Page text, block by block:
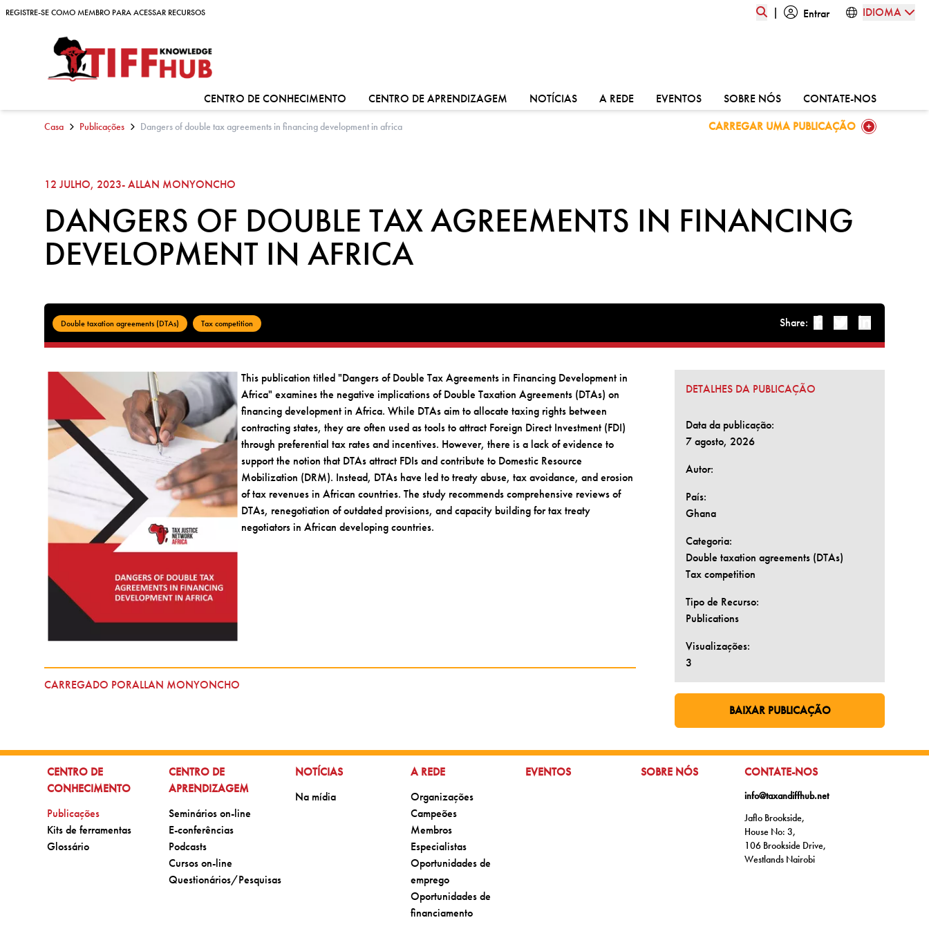
Skip to content
REGISTRE-SE COMO MEMBRO PARA ACESSAR RECURSOS
REGISTRE-SE COMO MEMBRO PARA ACESSAR RECURSOS | Entrar IDIOMA
CENTRO DE CONHECIMENTO VÁ PARA:
CENTRO DE APRENDIZAGEM VÁ PARA:
NOTÍCIASVÁ PARA:
A REDEVÁ PARA:EVENTOSVÁ PARA:SOBRE NÓSVÁ PARA:CONTATE-NOSVÁ PARA:
Casa Publicações Dangers of double tax agreements in financing development in africa CARREGAR UMA PUBLICAÇÃO
GO TO:
12 JULHO, 2023- ALLAN MONYONCHO
DANGERS OF DOUBLE TAX AGREEMENTS IN FINANCING
DEVELOPMENT IN AFRICA
Double taxation agreements (DTAs) Tax competition Share:
This publication titled "Dangers of Double Tax Agreements in Financing Development in
Africa" examines the negative implications of Double Taxation Agreements (DTAs) on
financing development in Africa. While DTAs aim to allocate taxing rights between
contracting states, they are often used as tools to attract Foreign Direct Investment (FDI)
through preferential tax rates and incentives. However, there is a lack of evidence to
support the notion that DTAs attract FDIs and contribute to Domestic Resource
Mobilization (DRM). Instead, DTAs have led to treaty abuse, tax avoidance, and erosion
of tax revenues in African countries. The study recommends comprehensive reviews of
DTAs, renegotiation of outdated provisions, and capacity building for tax treaty
negotiators in African developing countries.
CARREGADO PORALLAN MONYONCHO
DETALHES DA PUBLICAÇÃO
Data da publicação:
7 agosto, 2026
Autor:
País:
Ghana
Categoria:
Double taxation agreements (DTAs)
Tax competition
Tipo de Recurso:
Publications
Visualizações:
3
IR PARA PÁGINA EXTERNA:
BAIXAR PUBLICAÇÃO
IR PARA:
CENTRO DE
CONHECIMENTO
Ir para:
Publicações
Ir para:
Kits de ferramentas
Ir para:
Glossário
IR PARA:
CENTRO DE
APRENDIZAGEM
Ir para:
Seminários on-line
Ir para:
E-conferências
Ir para:
Podcasts
Ir para:
Cursos on-line
Ir para:
Questionários/Pesquisas
IR PARA:
NOTÍCIAS
Ir para:
Na mídia
IR PARA:
A REDE
Ir para:
Organizações
Ir para:
Campeões
Ir para:
Membros
Ir para:
Especialistas
Ir para:
Oportunidades de
emprego
Ir para:
Oportunidades de
financiamento
IR PARA:
EVENTOS IR PARA:
SOBRE NÓS IR PARA:
CONTATE-NOS
info@taxandiffhub.net
Jaflo Brookside,
House No: 3,
106 Brookside Drive,
Westlands Nairobi